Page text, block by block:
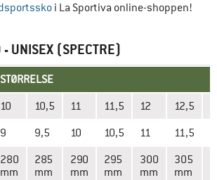
i La Sportiva online-shoppen!
- UNISEX (SPECTRE)
STØRRELSE
10 10,5 11 11,5 12 12,5
9 9,5 10 10,5 11 11,5
280
mm
285
mm
290
mm
295
mm
300
mm
305
mm